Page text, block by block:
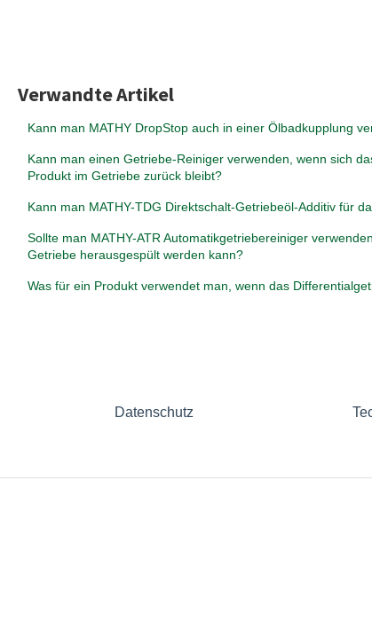
Verwandte Artikel
Kann man MATHY DropStop auch in einer Ölbadkupplung
Kann man einen Getriebe-Reiniger verwenden, wenn sich
Produkt im Getriebe zurück bleibt?
Kann man MATHY-TDG Direktschalt-Getriebeöl-Additiv für
Sollte man MATHY-ATR Automatikgetriebereiniger
Getriebe herausgespült werden kann?
Was für ein Produkt verwendet man, wenn das
Datenschutz